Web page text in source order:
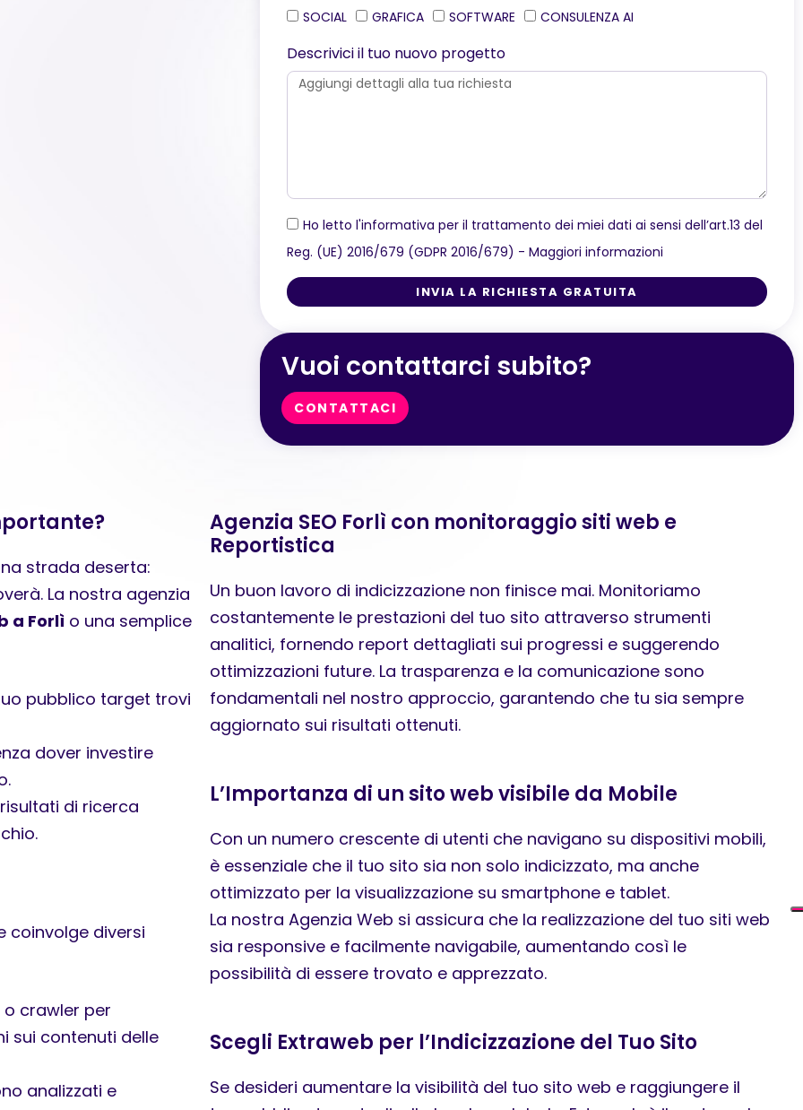
SOCIAL
GRAFICA SOFTWARE CONSULENZA AI
Descrivici il tuo nuovo progetto
Ho letto l'informativa per il trattamento dei miei dati ai sensi dell’art.13 del
Reg. (UE) 2016/679 (GDPR 2016/679) - Maggiori informazioni
INVIA LA RICHIESTA GRATUITA
Vuoi contattarci subito?
CONTATTACI
strada deserta:
La nostra agenzia
a Forlì o una semplice
pubblico target trovi
dover investire
di ricerca
coinvolge diversi
crawler per
sui contenuti delle
analizzati e
Agenzia SEO Forlì con monitoraggio siti web e
Reportistica
Un buon lavoro di indicizzazione non finisce mai. Monitoriamo
costantemente le prestazioni del tuo sito attraverso strumenti
analitici, fornendo report dettagliati sui progressi e suggerendo
ottimizzazioni future. La trasparenza e la comunicazione sono
fondamentali nel nostro approccio, garantendo che tu sia sempre
aggiornato sui risultati ottenuti.
L’Importanza di un sito web visibile da Mobile
Con un numero crescente di utenti che navigano su dispositivi mobili,
è essenziale che il tuo sito sia non solo indicizzato, ma anche
ottimizzato per la visualizzazione su smartphone e tablet.
La nostra Agenzia Web si assicura che la realizzazione del tuo siti web
sia responsive e facilmente navigabile, aumentando così le
possibilità di essere trovato e apprezzato.
Scegli Extraweb per l’Indicizzazione del Tuo Sito
Se desideri aumentare la visibilità del tuo sito web e raggiungere il